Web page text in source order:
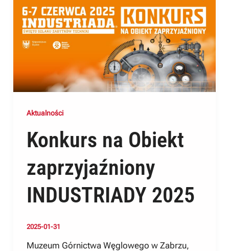
Aktualności
Konkurs na Obiekt
zaprzyjaźniony
INDUSTRIADY 2025
2025-01-31
Muzeum Górnictwa Węglowego w Zabrzu,